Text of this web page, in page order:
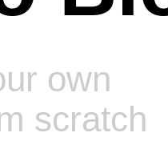
own
scratch